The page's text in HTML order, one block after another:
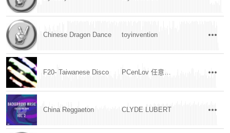
Chinese Dragon Dance toyinvention
F20- Taiwanese Disco PCenLov 任意門實驗室
China Reggaeton CLYDE LUBERT